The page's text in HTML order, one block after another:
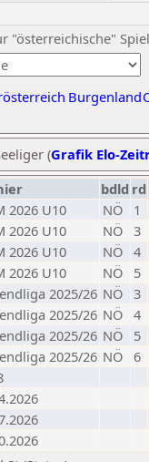
"österreichische"
Burgenland
(Grafik Elo-
bdld rd
2026 U10 NÖ 1
2026 U10 NÖ 3
2026 U10 NÖ 4
2026 U10 NÖ 5
2025/26 NÖ 3
2025/26 NÖ 4
2025/26 NÖ 5
2025/26 NÖ 6